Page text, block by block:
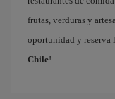
frutas, verduras y
oportunidad y reserva
Chile!